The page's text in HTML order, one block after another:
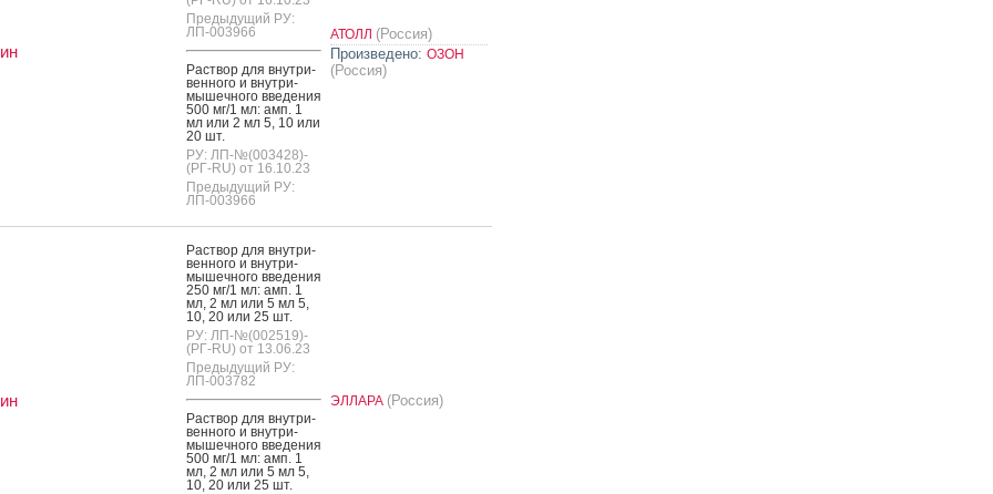
Предыдущий РУ:
ЛП-003966
Рас­твор для внут­ри­
вен­но­го и внут­ри­
мышеч­но­го вве­дения
500 мг/1 мл: амп. 1
мл или 2 мл 5, 10 или
20 шт.
РУ: ЛП-№(003428)-
(РГ-RU) от 16.10.23
Предыдущий РУ:
ЛП-003966
АТОЛЛ (Россия)
Произведено: ОЗОН
(Россия)
Рас­твор для внут­ри­
вен­но­го и внут­ри­
мышеч­но­го вве­дения
250 мг/1 мл: амп. 1
мл, 2 мл или 5 мл 5,
10, 20 или 25 шт.
РУ: ЛП-№(002519)-
(РГ-RU) от 13.06.23
Предыдущий РУ:
ЛП-003782
Рас­твор для внут­ри­
вен­но­го и внут­ри­
мышеч­но­го вве­дения
500 мг/1 мл: амп. 1
мл, 2 мл или 5 мл 5,
10, 20 или 25 шт.
ЭЛЛАРА (Россия)